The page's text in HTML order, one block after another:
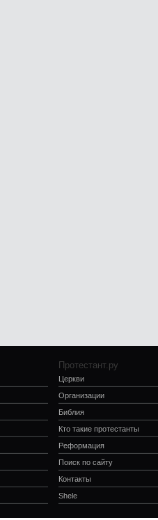
Протестант.ру
Церкви
Организации
Библия
Кто такие протестанты
Реформация
Поиск по сайту
Контакты
Shele